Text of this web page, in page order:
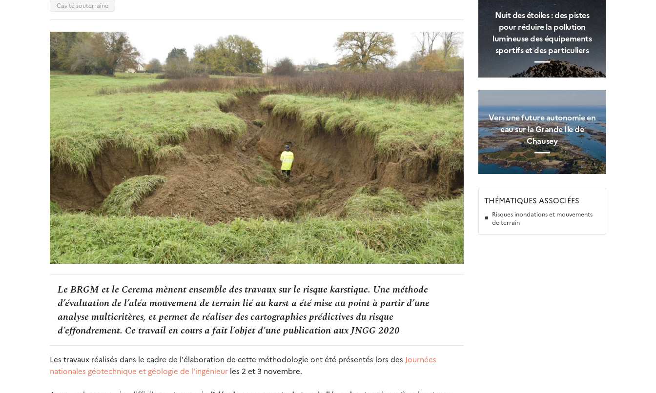
Cavité souterraine
Le BRGM et le Cerema mènent ensemble des travaux sur le risque karstique. Une méthode
d’évaluation de l’aléa mouvement de terrain lié au karst a été mise au point à partir d’une
analyse multicritères, et permet de réaliser des cartographies prédictives du risque
d’effondrement. Ce travail en cours a fait l’objet d’une publication aux JNGG 2020
Les travaux réalisés dans le cadre de l'élaboration de cette méthodologie ont été présentés lors des Journées
nationales géotechnique et géologie de l'ingénieur les 2 et 3 novembre.
Nuit des étoiles : des pistes
pour réduire la pollution
lumineuse des équipements
sportifs et des particuliers
Vers une future autonomie en
eau sur la Grande Ile de
Chausey
THÉMATIQUES ASSOCIÉES
Risques inondations et mouvements
de terrain